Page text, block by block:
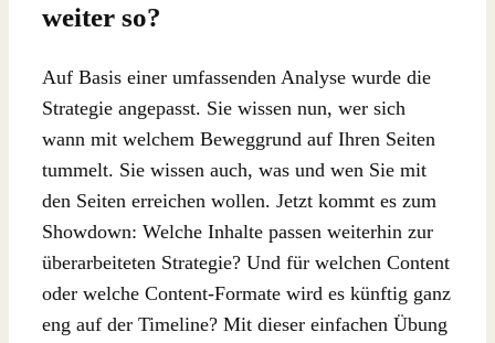
weiter so?
Auf Basis einer umfassenden Analyse wurde die
Strategie angepasst. Sie wissen nun, wer sich
wann mit welchem Beweggrund auf Ihren Seiten
tummelt. Sie wissen auch, was und wen Sie mit
den Seiten erreichen wollen. Jetzt kommt es zum
Showdown: Welche Inhalte passen weiterhin zur
überarbeiteten Strategie? Und für welchen Content
oder welche Content-Formate wird es künftig ganz
eng auf der Timeline? Mit dieser einfachen Übung